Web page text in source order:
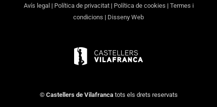
Avís legal | Política de privacitat| Política de cookies | Termes i
condicions | Disseny Web
© Castellers de Vilafrancatots els drets reservats